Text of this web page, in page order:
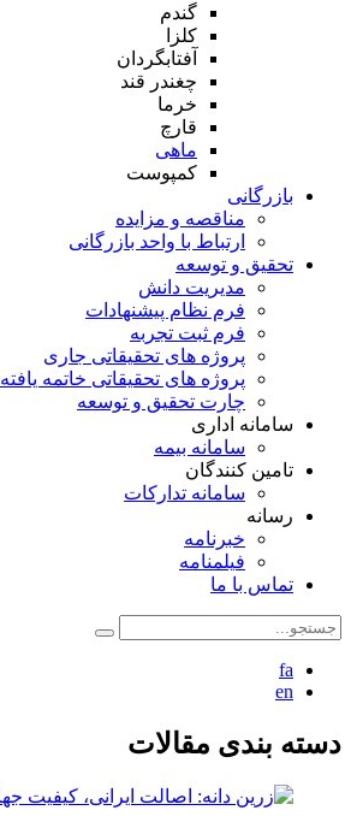
گندم
کلزا
آفتابگردان
چغندر قند
خرما
قارچ
ماهی
کمپوست
بازرگانی
مناقصه و مزایده
ارتباط با واحد بازرگانی
تحقیق و توسعه
مدیریت دانش
فرم نظام پیشنهادات
فرم ثبت تجربه
پروژه های تحقیقاتی جاری
پروژه های تحقیقاتی خاتمه یافته
چارت تحقیق و توسعه
سامانه اداری
سامانه بیمه
تامین کنندگان
سامانه تدارکات
رسانه
خبرنامه
فیلمنامه
تماس با ما
fa
en
دسته بندی مقالات